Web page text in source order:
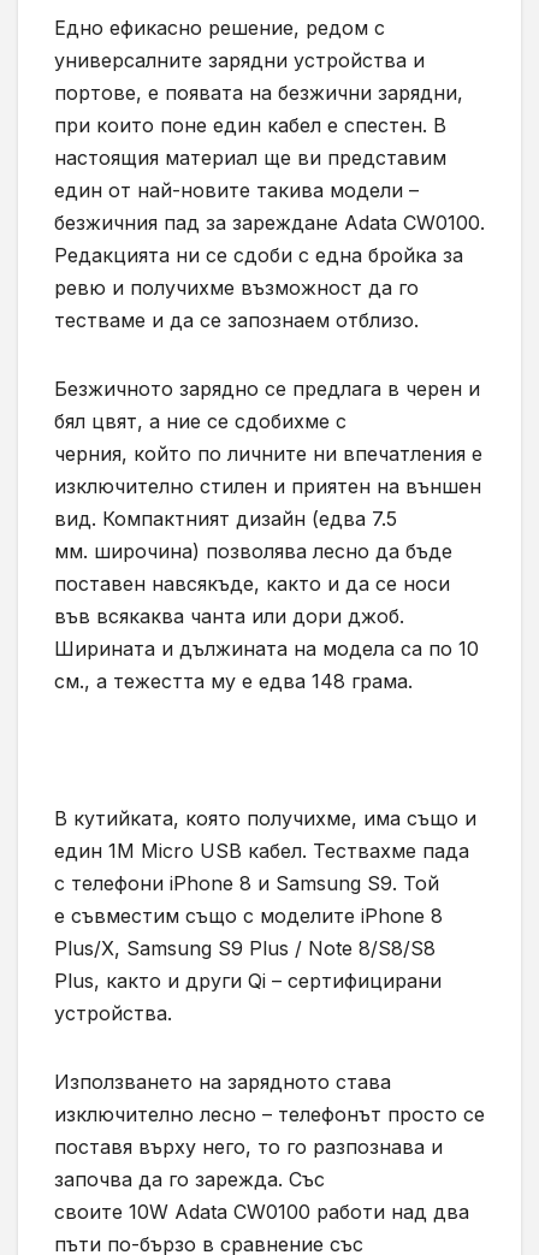
Едно ефикасно решение, редом с
универсалните зарядни устройства и
портове, е появата на безжични зарядни,
при които поне един кабел е спестен. В
настоящия материал ще ви представим
един от най-новите такива модели –
безжичния пад за зареждане Adata CW0100.
Редакцията ни се сдоби с една бройка за
ревю и получихме възможност да го
тестваме и да се запознаем отблизо.
Безжичното зарядно се предлага в черен и
бял цвят, а ние се сдобихме с
черния, който по личните ни впечатления е
изключително стилен и приятен на външен
вид. Компактният дизайн (едва 7.5
мм. широчина) позволява лесно да бъде
поставен навсякъде, както и да се носи
във всякаква чанта или дори джоб.
Ширината и дължината на модела са по 10
см., а тежестта му е едва 148 грама.
В кутийката, която получихме, има също и
един 1M Micro USB кабел. Тествахме пада
с телефони iPhone 8 и Samsung S9. Той
е съвместим също с моделите iPhone 8
Plus/X, Samsung S9 Plus / Note 8/S8/S8
Plus, както и други Qi – сертифицирани
устройства.
Използването на зарядното става
изключително лесно – телефонът просто се
поставя върху него, то го разпознава и
започва да го зарежда. Със
своите 10W Adata CW0100 работи над два
пъти по-бързо в сравнение със